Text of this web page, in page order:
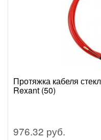
Протяжка кабеля
Rexant (50)
976.32 руб.